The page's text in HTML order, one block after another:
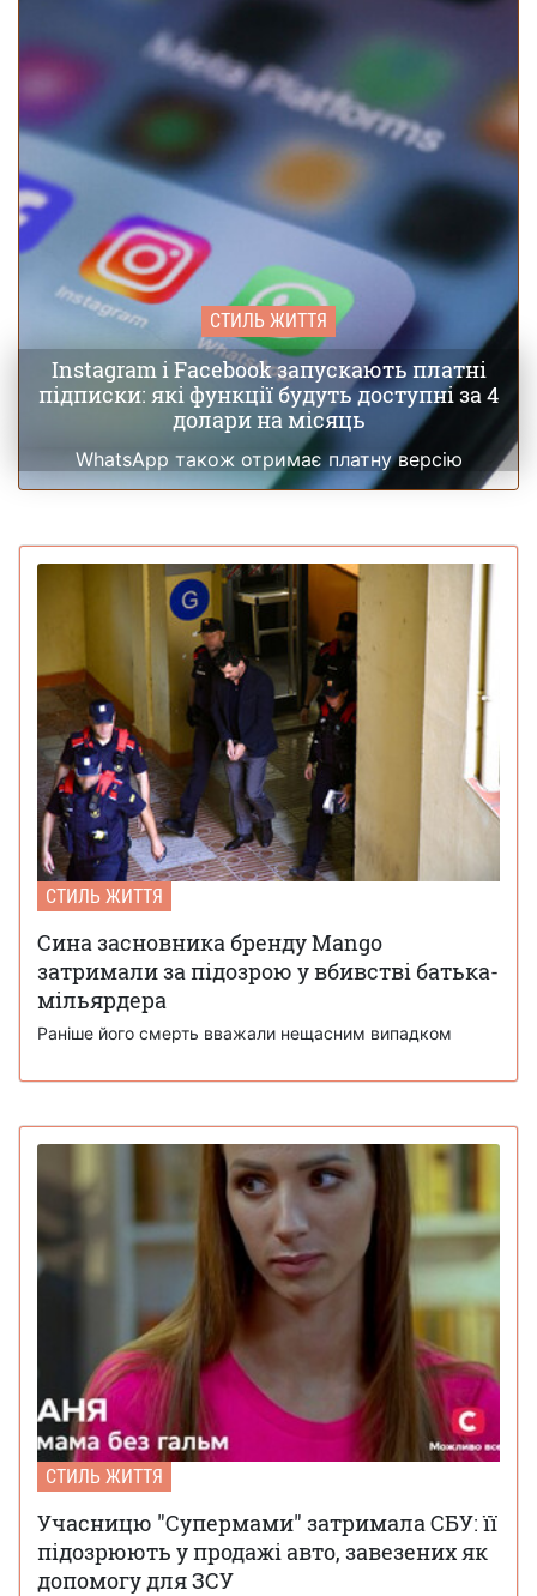
СТИЛЬ ЖИТТЯ
Instagram і Facebook запускають платні
підписки: які функції будуть доступні за 4
долари на місяць
WhatsApp також отримає платну версію
СТИЛЬ ЖИТТЯ
Сина засновника бренду Mango
затримали за підозрою у вбивстві батька-
мільярдера
Раніше його смерть вважали нещасним випадком
СТИЛЬ ЖИТТЯ
Учасницю "Супермами" затримала СБУ: її
підозрюють у продажі авто, завезених як
допомогу для ЗСУ